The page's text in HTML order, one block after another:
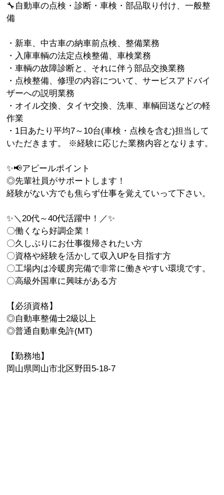
🔧自動車の点検・診断・車検・部品取り付け、一般整
備
・新車、中古車の納車前点検、整備業務
・入庫車輌の法定点検整備、車検業務
・車輌の故障診断と、それに伴う部品交換業務
・点検整備、修理の内容について、サービスアドバイ
ザーへの説明業務
・オイル交換、タイヤ交換、洗車、車輌回送などの軽
作業
・1日あたり平均7～10台(車検・点検を含む)担当して
いただきます。 ※経験に応じた業務内容となります。
✨📢アピールポイント
◎先輩社員がサポートします！
経験がない方でも焦らず仕事を覚えていって下さい。
✨＼20代～40代活躍中！／✨
〇働くなら好調企業！
〇久しぶりにお仕事復帰されたい方
〇資格や経験を活かして収入UPを目指す方
〇工場内は冷暖房完備で非常に働きやすい環境です。
〇高級外国車に興味がある方
【必須資格】
◎自動車整備士2級以上
◎普通自動車免許(MT)
【勤務地】
岡山県岡山市北区野田5-18-7